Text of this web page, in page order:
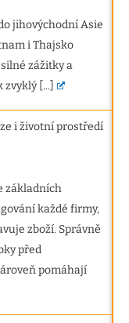
jihovýchodní Asie
i Thajsko
zážitky a
zvyklý [...]
i životní prostředí
základních
každé firmy,
zboží. Správně
před
pomáhají